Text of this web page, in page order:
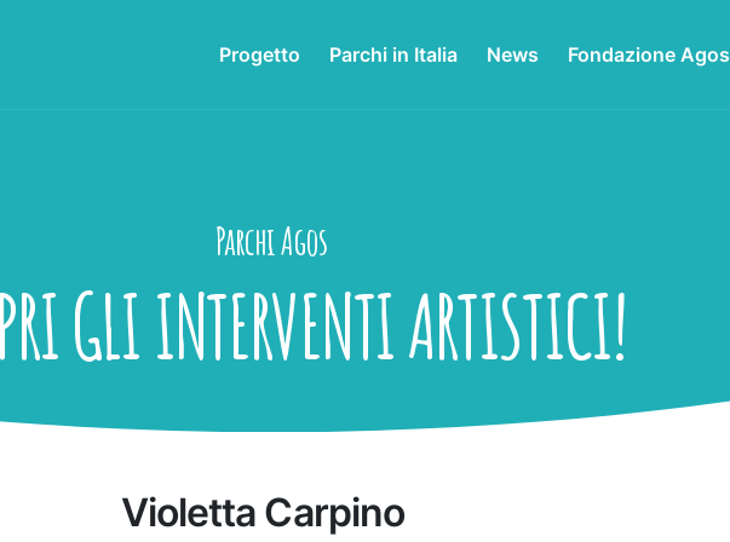
Progetto Parchi in Italia News Fondazione Agos
Parchi Agos
GLI INTERVENTI ARTISTICI!
Violetta Carpino